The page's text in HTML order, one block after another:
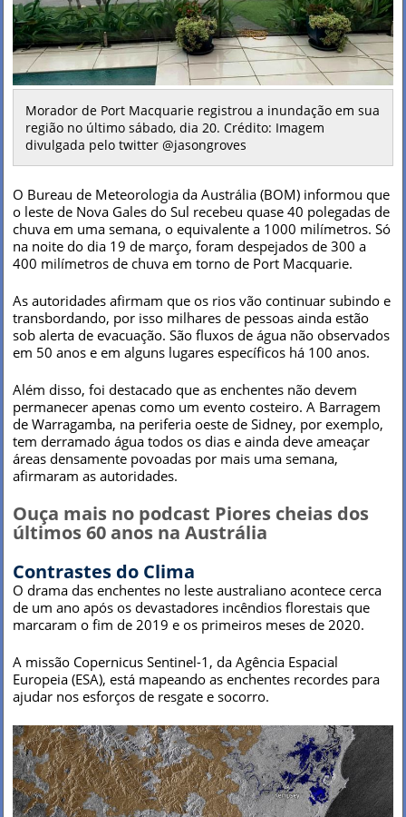
Morador de Port Macquarie registrou a inundação em sua
região no último sábado, dia 20. Crédito: Imagem
divulgada pelo twitter @jasongroves
O Bureau de Meteorologia da Austrália (BOM) informou que
o leste de Nova Gales do Sul recebeu quase 40 polegadas de
chuva em uma semana, o equivalente a 1000 milímetros. Só
na noite do dia 19 de março, foram despejados de 300 a
400 milímetros de chuva em torno de Port Macquarie.
As autoridades afirmam que os rios vão continuar subindo e
transbordando, por isso milhares de pessoas ainda estão
sob alerta de evacuação. São fluxos de água não observados
em 50 anos e em alguns lugares específicos há 100 anos.
Além disso, foi destacado que as enchentes não devem
permanecer apenas como um evento costeiro. A Barragem
de Warragamba, na periferia oeste de Sidney, por exemplo,
tem derramado água todos os dias e ainda deve ameaçar
áreas densamente povoadas por mais uma semana,
afirmaram as autoridades.
Ouça mais no podcast Piores cheias dos
últimos 60 anos na Austrália
Contrastes do Clima
O drama das enchentes no leste australiano acontece cerca
de um ano após os devastadores incêndios florestais que
marcaram o fim de 2019 e os primeiros meses de 2020.
A missão Copernicus Sentinel-1, da Agência Espacial
Europeia (ESA), está mapeando as enchentes recordes para
ajudar nos esforços de resgate e socorro.